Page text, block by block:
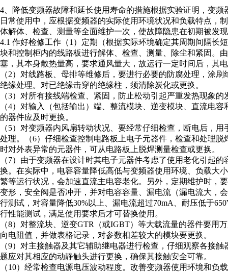
4、降低变频器故障和延长使用寿命的措施根据实验证明，变
日常使用中，应根据变频器的实际使用环境状况和负载特点，
体解体、检查、测量等全面维护一次，使故障隐患在初期被发
4.1 作好检修工作（1）定期（根据实际环境确定其周期间隔长
块和控制柜内的线路板进行解体、检查、测量、除尘和紧固。
塞，其本身散热量高，要求通风量大，故运行一定时间后，其
（2）对线路板、母排等维修后，要进行必要的防腐处理，涂
绝缘处理。对已绝缘击穿的绝缘柱，须清除炭化或更换。
（3）对所有接线端检查、紧固，防止松动引起严重发热现象的
（4）对输入（包括输出）端、整流模块、逆变模块、直流电
的器件应及时更换。
（5）对变频器内风扇转动状况、要经常仔细检查，断电后，
处理。（6）仔细检查控制电路板上电子元器件，检查和处理
时对外表异常的元器件，可从电路板上脱焊测量检查或更换。
（7）由于变频器在设计时其电子元器件考虑了使用老化引起
换。在实际中，电容容量降低高低与变频器使用环境、负载大
繁等运行状况，会加速直流主电容老化。另外，定期维护时，
变形，安全阀是否冲开，并对电容容量、漏电流（漏电流大，
行测试，对容量降低30%以上、漏电流超过70mA、耐压低于
行性能测试，满足使用要求后才可替换使用。
（8）对整流块、逆变GTR（或IGBT）等大载流量的器件要
向电阻值，并做表格记录，对参数相差较大的模块要更换。
（9）对主接触器及其它辅助继电器进行检查，仔细观察各接
题应对其相应的动静触头进行更换，确保其接触安全可靠。
（10）经常检查电源电压波动程度。改善变频器使用环境和负